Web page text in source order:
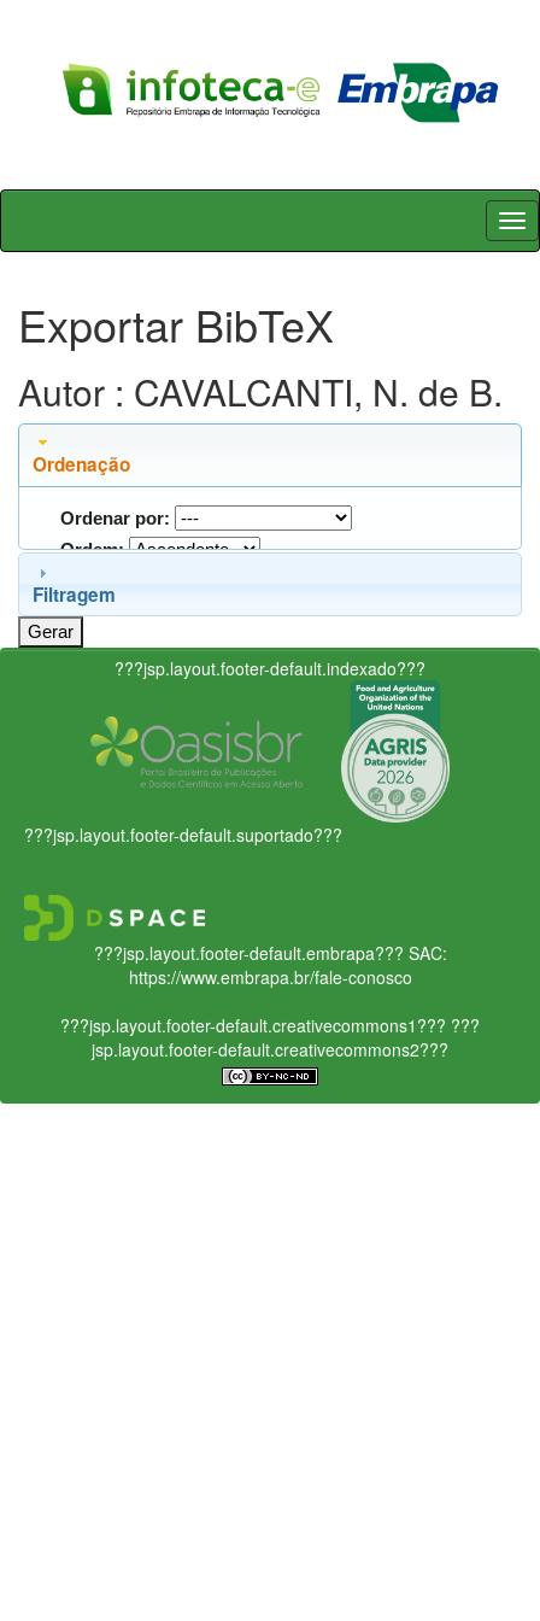
Skip
Exportar BibTeX
Autor : CAVALCANTI, N. de B.
Ordenação
Ordenar por:
Ordem:
Filtragem
???jsp.layout.footer-default.indexado???
???jsp.layout.footer-default.suportado???
???jsp.layout.footer-default.embrapa??? SAC:
https://www.embrapa.br/fale-conosco
???jsp.layout.footer-default.creativecommons1??? ???
jsp.layout.footer-default.creativecommons2???